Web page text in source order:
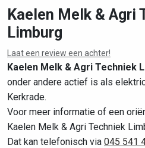
Kaelen Melk & Agri
Limburg
Laat een review een achter!
Kaelen Melk & Agri Techniek
onder andere actief is als
Kerkrade.
Voor meer informatie of een
Kaelen Melk & Agri Techniek
Dat kan telefonisch via 045 541